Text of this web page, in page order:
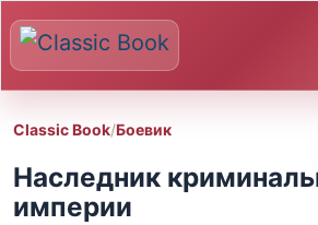
Classic Book/Боевик
Наследник
империи